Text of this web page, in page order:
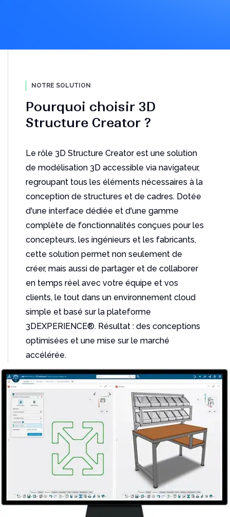
Les 10 principales
fonctionnalités de DriveWorks
Un outil indispensable pour les utilisateurs de
Solidworks
Lire l'article
NOTRE SOLUTION
Pourquoi choisir 3D
Structure Creator ?
Le rôle 3D Structure Creator est une solution
de modélisation 3D accessible via navigateur,
regroupant tous les éléments nécessaires à la
conception de structures et de cadres. Dotée
d'une interface dédiée et d'une gamme
complète de fonctionnalités conçues pour les
concepteurs, les ingénieurs et les fabricants,
cette solution permet non seulement de
créer, mais aussi de partager et de collaborer
en temps réel avec votre équipe et vos
clients, le tout dans un environnement cloud
simple et basé sur la plateforme
3DEXPERIENCE®. Résultat : des conceptions
optimisées et une mise sur le marché
accélérée.